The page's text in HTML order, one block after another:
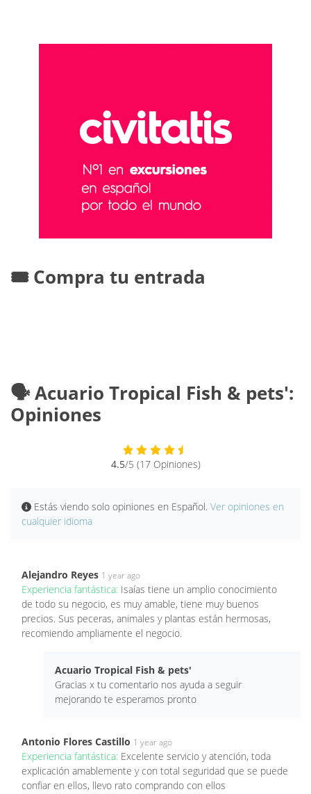
🎟️ Compra tu entrada
🗣️ Acuario Tropical Fish & pets':
Opiniones
4.5/5 (17 Opiniones)
Estás viendo solo opiniones en Español. Ver opiniones en
cualquier idioma
Alejandro Reyes 1 year ago
Experiencia fantástica: Isaías tiene un amplio conocimiento
de todo su negocio, es muy amable, tiene muy buenos
precios. Sus peceras, animales y plantas están hermosas,
recomiendo ampliamente el negocio.
Acuario Tropical Fish & pets'
Gracias x tu comentario nos ayuda a seguir
mejorando te esperamos pronto
Antonio Flores Castillo 1 year ago
Experiencia fantástica: Excelente servicio y atención, toda
explicación amablemente y con total seguridad que se puede
confiar en ellos, llevo rato comprando con ellos